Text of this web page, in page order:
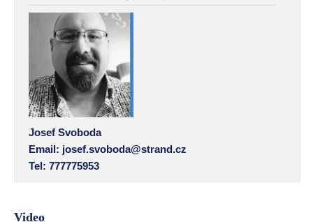
Josef Svoboda
Email: josef.svoboda@strand.cz
Tel: 777775953
Video